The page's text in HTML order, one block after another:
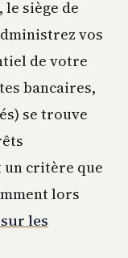
, le siège de
vos
de votre
bancaires,
se trouve
un critère que
lors
les